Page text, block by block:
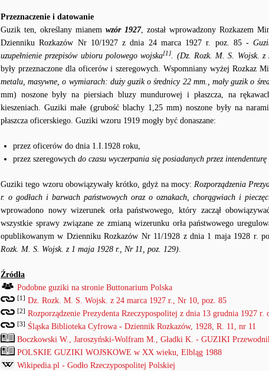
Przeznaczenie i datowanie
Guzik ten, określany mianem wzór 1927, został wprowadzony Rozkazem
Dzienniku Rozkazów Nr 10/1927 z dnia 24 marca 1927 r. poz. 85-
uzupełnienie przepisów ubioru polowego wojska[1]. (Dz. Rozk. M. S. Wojsk. z
były przeznaczone dla oficerów i szeregowych. Wspomniany wyżej Rozkaz
metalu, masywne, o wymiarach: duży guzik o średnicy 22 mm., mały guzik o
mm) noszone były na piersiach bluzy mundurowej i płaszcza, na
kieszeniach. Guziki małe (grubość blachy 1,25 mm) noszone były na
płaszcza oficerskiego. Guziki wzoru 1919 mogły być donaszane:
przez oficerów do dnia 1.I.1928 roku,
przez szeregowych do czasu wyczerpania się posiadanych przez intendenturę
Guziki tego wzoru obowiązywały krótko, gdyż na mocy:Rozporządzenia
r. o godłach i barwach państwowych oraz o oznakach, chorągwiach i
wprowadono nowy wizerunek orła państwowego, który zaczął
wszystkie sprawy związane ze zmianą wizerunku orła państwowego
opublikowanym w Dzienniku Rozkazów Nr 11/1928 z dnia 1 maja 1928 r.
Rozk. M. S. Wojsk. z 1 maja 1928 r., Nr 11, poz. 129).
Źródła
Podobne guziki na stronie Buttonarium Polska
[1] Dz. Rozk. M. S. Wojsk. z 24 marca 1927 r., Nr 10, poz. 85
[2] Rozporządzenie Prezydenta Rzeczypospolitej z dnia 13 grudnia 1927 r.
[3]
Śląska Biblioteka Cyfrowa - Dziennik Rozkazów, 1928, R. 11, nr 11
Boczkowski W., Jaroszyński-Wolfram M., Gładki K. - GUZIKI
POLSKIE GUZIKI WOJSKOWE w XX wieku, Elbląg 1988
Wikipedia.pl - Godło Rzeczypospolitej Polskiej